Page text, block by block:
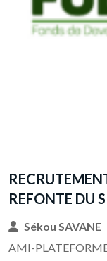
REFONTE DU
Sékou SAVANE
AMI-